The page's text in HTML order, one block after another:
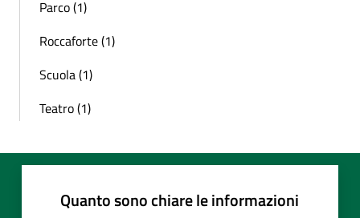
Parco (1)
Roccaforte (1)
Scuola (1)
Teatro (1)
Quanto sono chiare le informazioni